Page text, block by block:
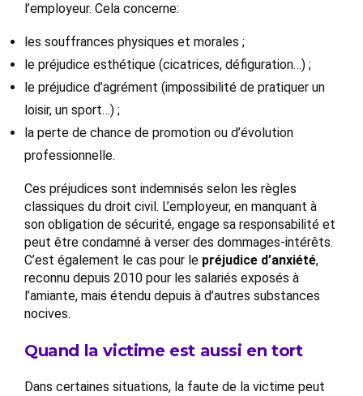
l’employeur. Cela concerne:
les souffrances physiques et morales ;
le préjudice esthétique (cicatrices, défiguration…) ;
le préjudice d’agrément (impossibilité de pratiquer un
loisir, un sport…) ;
la perte de chance de promotion ou d’évolution
professionnelle.
Ces préjudices sont indemnisés selon les règles
classiques du droit civil. L’employeur, en manquant à
son obligation de sécurité, engage sa responsabilité et
peut être condamné à verser des dommages-intérêts.
C’est également le cas pour le préjudice d’anxiété,
reconnu depuis 2010 pour les salariés exposés à
l’amiante, mais étendu depuis à d’autres substances
nocives.
Quand la victime est aussi en tort
Dans certaines situations, la faute de la victime peut